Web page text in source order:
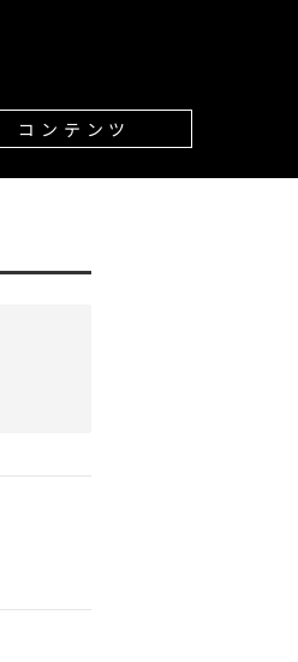
コンテンツ